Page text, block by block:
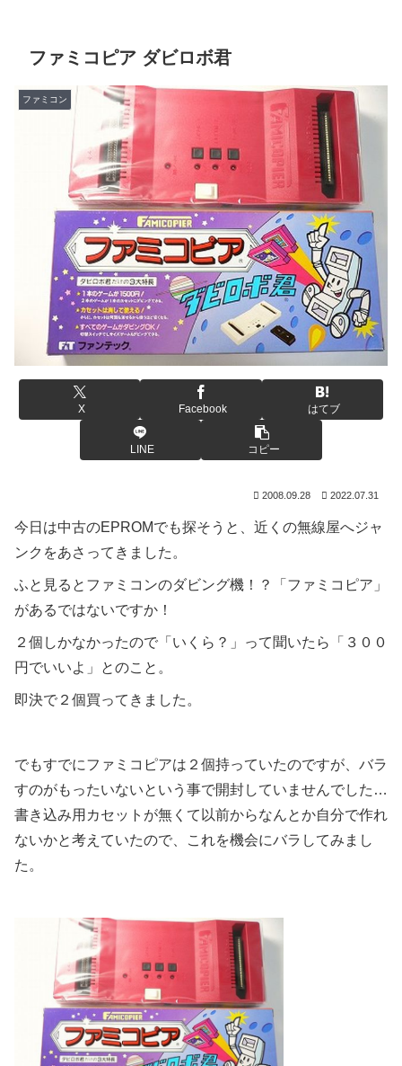
ファミコピア ダビロボ君
ファミコン
X Facebook はてブ
LINE コピー
2008.09.28 2022.07.31
今日は中古のEPROMでも探そうと、近くの無線屋へジャ
ンクをあさってきました。
ふと見るとファミコンのダビング機！？「ファミコピア」
があるではないですか！
２個しかなかったので「いくら？」って聞いたら「３００
円でいいよ」とのこと。
即決で２個買ってきました。
でもすでにファミコピアは２個持っていたのですが、バラ
すのがもったいないという事で開封していませんでした…
書き込み用カセットが無くて以前からなんとか自分で作れ
ないかと考えていたので、これを機会にバラしてみまし
た。